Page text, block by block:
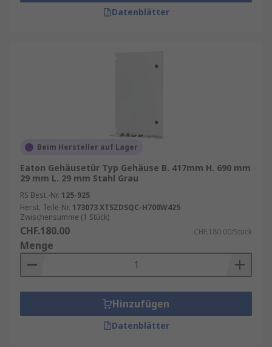
Datenblätter
Beim Hersteller auf Lager
Eaton Gehäusetür Typ Gehäuse B. 417mm H. 690 mm
29 mm L. 29 mm Stahl Grau
RS Best.-Nr. 125-925
Herst. Teile-Nr. 173073 XTSZDSQC-H700W425
Zwischensumme (1 Stück)
CHF.180.00 CHF.180.00/Stück
Menge
Hinzufügen
Datenblätter